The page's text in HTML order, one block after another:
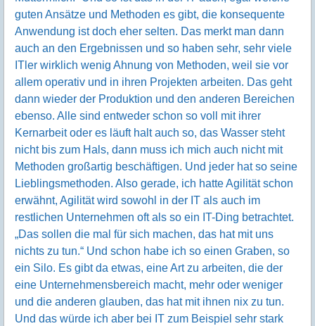
guten Ansätze und Methoden es gibt, die konsequente
Anwendung ist doch eher selten. Das merkt man dann
auch an den Ergebnissen und so haben sehr, sehr viele
ITler wirklich wenig Ahnung von Methoden, weil sie vor
allem operativ und in ihren Projekten arbeiten. Das geht
dann wieder der Produktion und den anderen Bereichen
ebenso. Alle sind entweder schon so voll mit ihrer
Kernarbeit oder es läuft halt auch so, das Wasser steht
nicht bis zum Hals, dann muss ich mich auch nicht mit
Methoden großartig beschäftigen. Und jeder hat so seine
Lieblingsmethoden. Also gerade, ich hatte Agilität schon
erwähnt, Agilität wird sowohl in der IT als auch im
restlichen Unternehmen oft als so ein IT-Ding betrachtet.
„Das sollen die mal für sich machen, das hat mit uns
nichts zu tun.“ Und schon habe ich so einen Graben, so
ein Silo. Es gibt da etwas, eine Art zu arbeiten, die der
eine Unternehmensbereich macht, mehr oder weniger
und die anderen glauben, das hat mit ihnen nix zu tun.
Und das würde ich aber bei IT zum Beispiel sehr stark